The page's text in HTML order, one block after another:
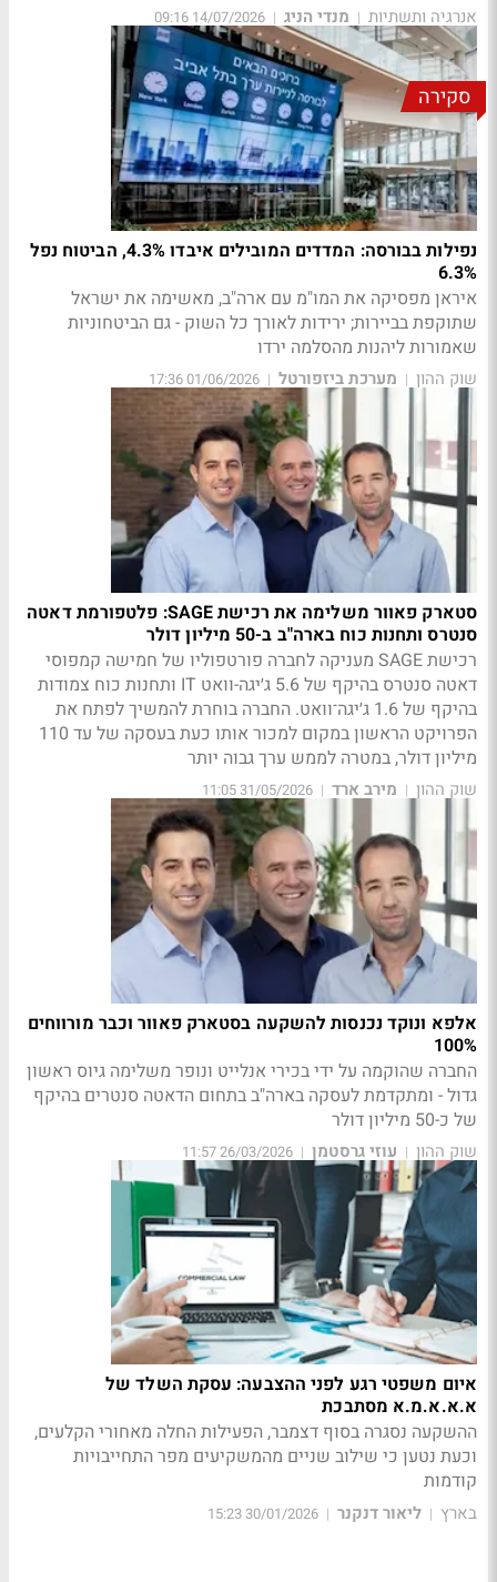
אנרגיה ותשתיות | מנדי הניג |
14/07/2026 09:16
סקירה
נפילות בבורסה: המדדים המובילים איבדו 4.3%, הביטוח נפל
6.3%
איראן מפסיקה את המו"מ עם ארה"ב, מאשימה את ישראל
שתוקפת בביירות; ירידות לאורך כל השוק - גם הביטחוניות
שאמורות ליהנות מהסלמה ירדו
שוק ההון | מערכת ביזפורטל |
01/06/2026 17:36
סטארק פאוור משלימה את רכישת SAGE: פלטפורמת דאטה
סנטרס ותחנות כוח בארה"ב ב-50 מיליון דולר
רכישת SAGE מעניקה לחברה פורטפוליו של חמישה קמפוסי
דאטה סנטרס בהיקף של 5.6 ג׳יגה-וואט IT ותחנות כוח צמודות
בהיקף של 1.6 ג׳יגה־וואט. החברה בוחרת להמשיך לפתח את
הפרויקט הראשון במקום למכור אותו כעת בעסקה של עד 110
מיליון דולר, במטרה לממש ערך גבוה יותר
שוק ההון | מירב ארד |
31/05/2026 11:05
אלפא ונוקד נכנסות להשקעה בסטארק פאוור וכבר מורווחים
100%
החברה שהוקמה על ידי בכירי אנלייט ונופר משלימה גיוס ראשון
גדול - ומתקדמת לעסקה בארה"ב בתחום הדאטה סנטרים בהיקף
של כ-50 מיליון דולר
שוק ההון | עוזי גרסטמן |
26/03/2026 11:57
איום משפטי רגע לפני ההצבעה: עסקת השלד של
א.א.א.מ.א מסתבכת
ההשקעה נסגרה בסוף דצמבר, הפעילות החלה מאחורי הקלעים,
וכעת נטען כי שילוב שניים מהמשקיעים מפר התחייבויות
קודמות
בארץ | ליאור דנקנר |
30/01/2026 15:23